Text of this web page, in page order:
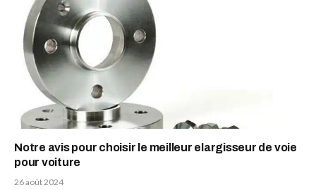
Notre avis pour choisir le meilleur elargisseur de voie
pour voiture
26 août 2024